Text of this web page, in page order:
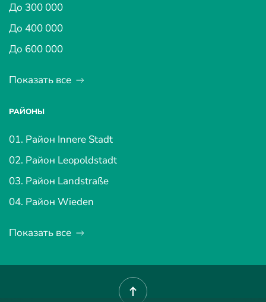
До 300 000
До 400 000
До 600 000
Показать все
РАЙОНЫ
01. Район Innere Stadt
02. Район Leopoldstadt
03. Район Landstraße
04. Район Wieden
Показать все